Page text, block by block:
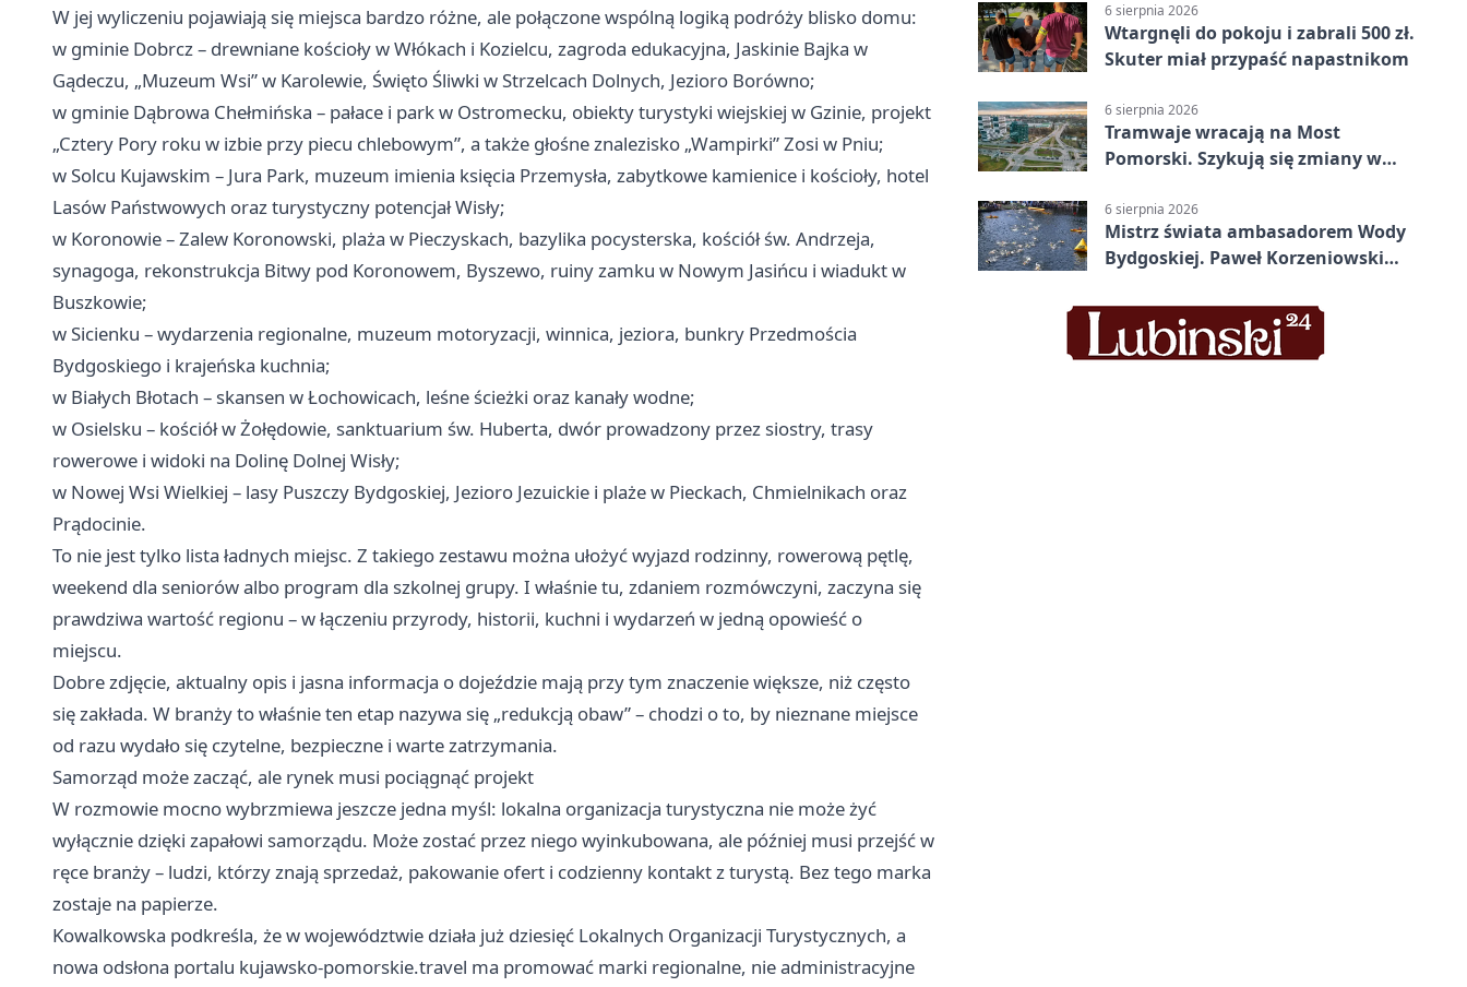
W jej wyliczeniu pojawiają się miejsca bardzo różne, ale połączone wspólną logiką podróży blisko domu:
w gminie Dobrcz – drewniane kościoły w Włókach i Kozielcu, zagroda edukacyjna, Jaskinie Bajka w
Gądeczu, „Muzeum Wsi” w Karolewie, Święto Śliwki w Strzelcach Dolnych, Jezioro Borówno;
w gminie Dąbrowa Chełmińska – pałace i park w Ostromecku, obiekty turystyki wiejskiej w Gzinie, projekt
„Cztery Pory roku w izbie przy piecu chlebowym”, a także głośne znalezisko „Wampirki” Zosi w Pniu;
w Solcu Kujawskim – Jura Park, muzeum imienia księcia Przemysła, zabytkowe kamienice i kościoły, hotel
Lasów Państwowych oraz turystyczny potencjał Wisły;
w Koronowie – Zalew Koronowski, plaża w Pieczyskach, bazylika pocysterska, kościół św. Andrzeja,
synagoga, rekonstrukcja Bitwy pod Koronowem, Byszewo, ruiny zamku w Nowym Jasińcu i wiadukt w
Buszkowie;
w Sicienku – wydarzenia regionalne, muzeum motoryzacji, winnica, jeziora, bunkry Przedmościa
Bydgoskiego i krajeńska kuchnia;
w Białych Błotach – skansen w Łochowicach, leśne ścieżki oraz kanały wodne;
w Osielsku – kościół w Żołędowie, sanktuarium św. Huberta, dwór prowadzony przez siostry, trasy
rowerowe i widoki na Dolinę Dolnej Wisły;
w Nowej Wsi Wielkiej – lasy Puszczy Bydgoskiej, Jezioro Jezuickie i plaże w Pieckach, Chmielnikach oraz
Prądocinie.
To nie jest tylko lista ładnych miejsc. Z takiego zestawu można ułożyć wyjazd rodzinny, rowerową pętlę,
weekend dla seniorów albo program dla szkolnej grupy. I właśnie tu, zdaniem rozmówczyni, zaczyna się
prawdziwa wartość regionu – w łączeniu przyrody, historii, kuchni i wydarzeń w jedną opowieść o
miejscu.
Dobre zdjęcie, aktualny opis i jasna informacja o dojeździe mają przy tym znaczenie większe, niż często
się zakłada. W branży to właśnie ten etap nazywa się „redukcją obaw” – chodzi o to, by nieznane miejsce
od razu wydało się czytelne, bezpieczne i warte zatrzymania.
Samorząd może zacząć, ale rynek musi pociągnąć projekt
W rozmowie mocno wybrzmiewa jeszcze jedna myśl: lokalna organizacja turystyczna nie może żyć
wyłącznie dzięki zapałowi samorządu. Może zostać przez niego wyinkubowana, ale później musi przejść w
ręce branży – ludzi, którzy znają sprzedaż, pakowanie ofert i codzienny kontakt z turystą. Bez tego marka
zostaje na papierze.
Kowalkowska podkreśla, że w województwie działa już dziesięć Lokalnych Organizacji Turystycznych, a
nowa odsłona portalu kujawsko-pomorskie.travel ma promować marki regionalne, nie administracyjne
6 sierpnia 2026
Wtargnęli do pokoju i zabrali 500 zł.
Skuter miał przypaść napastnikom
6 sierpnia 2026
Tramwaje wracają na Most
Pomorski. Szykują się zmiany w
6 sierpnia 2026
Mistrz świata ambasadorem Wody
Bydgoskiej. Paweł Korzeniowski